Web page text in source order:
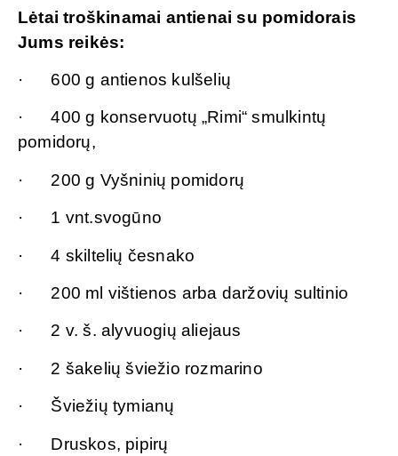
Lėtai troškinamai antienai su pomidorais
Jums reikės:
· 600 g antienos kulšelių
· 400 g konservuotų „Rimi“ smulkintų
pomidorų,
· 200 g Vyšninių pomidorų
· 1 vnt.svogūno
· 4 skiltelių česnako
· 200 ml vištienos arba daržovių sultinio
· 2 v. š. alyvuogių aliejaus
· 2 šakelių šviežio rozmarino
· Šviežių tymianų
· Druskos, pipirų